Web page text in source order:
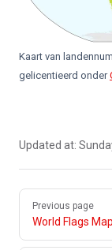
Kaart van
gelicentieerd onder
Updated at:
Pager
Previous page
World Flags Map